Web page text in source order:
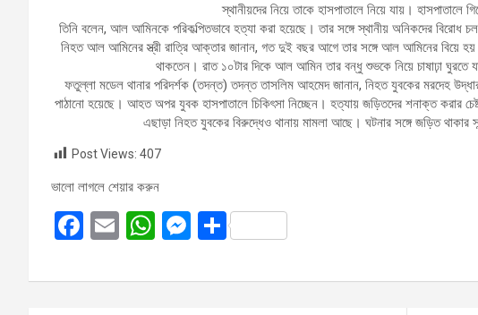
স্থানীয়দের নিয়ে তাকে হাসপাতালে নিয়ে যায়। হাসপাতালে
তিনি বলেন, আল আমিনকে পরিকল্পিতভাবে হত্যা করা হয়েছে। তার সঙ্গে স্থানীয় অনিকদের বিরোধ
নিহত আল আমিনের স্ত্রী রাত্রি আক্তার জানান, গত দুই বছর আগে তার সঙ্গে আল আমিনের বিয়ে
থাকতেন। রাত ১০টার দিকে আল আমিন তার বন্ধু শুভকে নিয়ে চাষাঢ়া
ফতুল্লা মডেল থানার পরিদর্শক (তদন্ত) তদন্ত তাসলিম আহমেদ জানান, নিহত যুবকের মরদেহ উদ্ধার
পাঠানো হয়েছে। আহত অপর যুবক হাসপাতালে চিকিৎসা নিচ্ছেন। হত্যায় জড়িতদের শনাক্ত করার
এছাড়া নিহত যুবকের বিরুদ্ধেও থানায় মামলা আছে। ঘটনার সঙ্গে জড়িত
Post Views: 407
ভালো লাগলে শেয়ার করুন
F
ce
E
ail
W
at
M
se
S
ar